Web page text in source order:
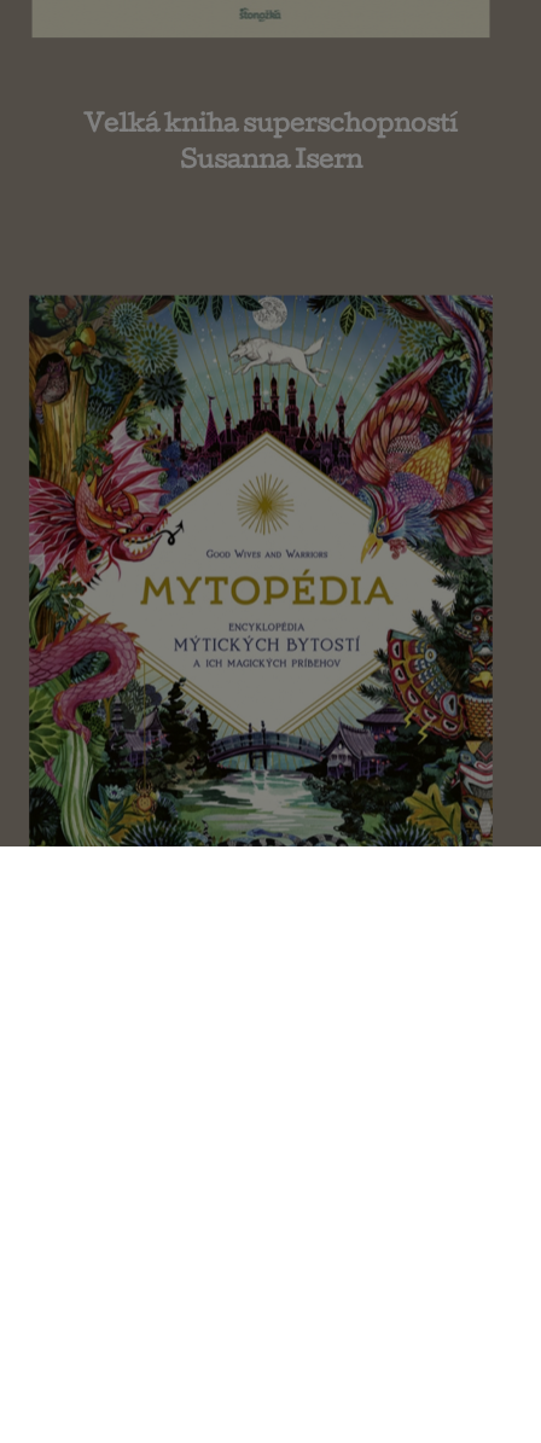
Velká kniha superschopností
Susanna Isern